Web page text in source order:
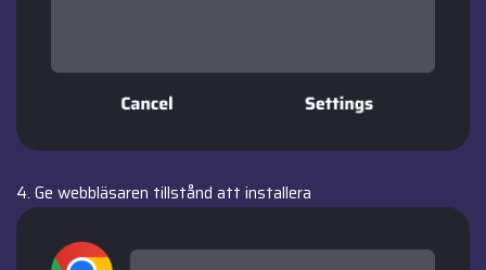
4. Ge webbläsaren tillstånd att installera